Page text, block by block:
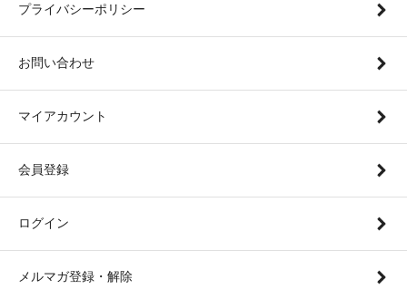
プライバシーポリシー
お問い合わせ
マイアカウント
会員登録
ログイン
メルマガ登録・解除